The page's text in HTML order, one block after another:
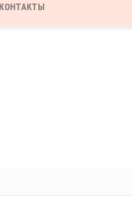
КОНТАКТЫ